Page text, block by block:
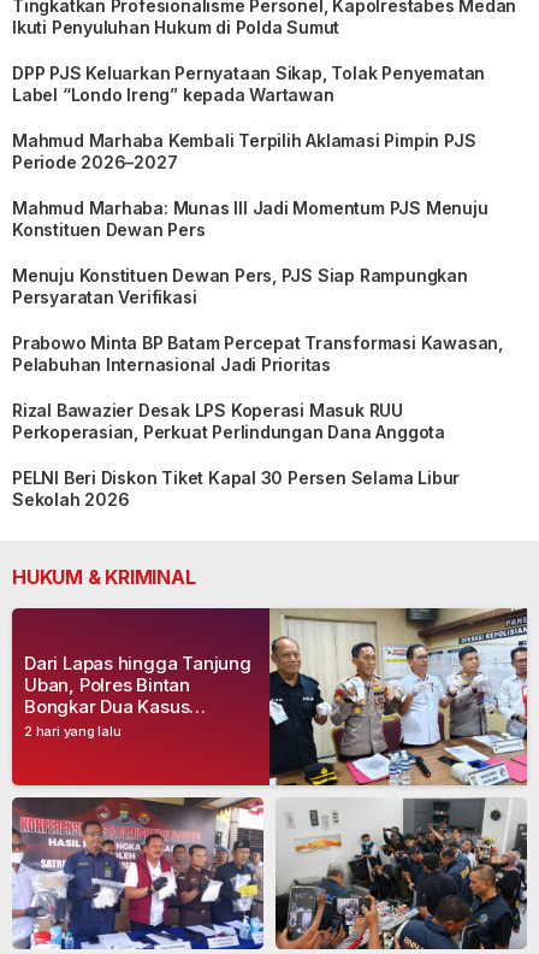
Tingkatkan Profesionalisme Personel, Kapolrestabes Medan
Ikuti Penyuluhan Hukum di Polda Sumut
DPP PJS Keluarkan Pernyataan Sikap, Tolak Penyematan
Label “Londo Ireng” kepada Wartawan
Mahmud Marhaba Kembali Terpilih Aklamasi Pimpin PJS
Periode 2026–2027
Mahmud Marhaba: Munas III Jadi Momentum PJS Menuju
Konstituen Dewan Pers
Menuju Konstituen Dewan Pers, PJS Siap Rampungkan
Persyaratan Verifikasi
Prabowo Minta BP Batam Percepat Transformasi Kawasan,
Pelabuhan Internasional Jadi Prioritas
Rizal Bawazier Desak LPS Koperasi Masuk RUU
Perkoperasian, Perkuat Perlindungan Dana Anggota
PELNI Beri Diskon Tiket Kapal 30 Persen Selama Libur
Sekolah 2026
HUKUM & KRIMINAL
2 hari yang lalu
Dari Lapas hingga Tanjung
Uban, Polres Bintan
Bongkar Dua Kasus
Narkoba, Empat Tersangka